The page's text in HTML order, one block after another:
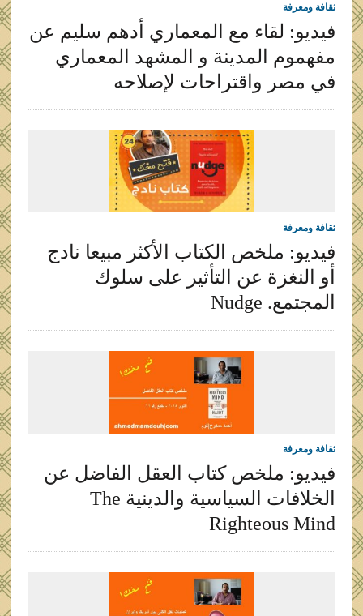
ثقافة ومعرفة
فيديو: لقاء مع المعماري أدهم سليم عن
مفهموم المدينة و المشهد المعماري
في مصر واقتراحات لإصلاحه
ثقافة ومعرفة
فيديو: ملخص الكتاب الأكثر مبيعا نادج
أو النغزة عن التأثير على سلوك
المجتمع. Nudge
ثقافة ومعرفة
فيديو: ملخص كتاب العقل الفاضل عن
الخلافات السياسية والدينية The
Righteous Mind